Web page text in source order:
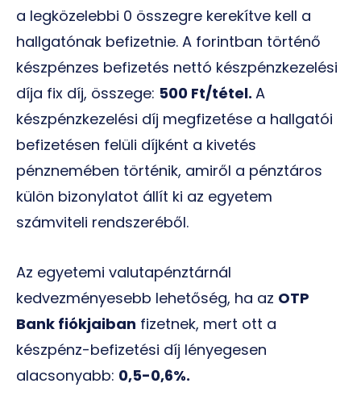
a legközelebbi 0 összegre kerekítve kell a
hallgatónak befizetnie. A forintban történő
készpénzes befizetés nettó készpénzkezelési
díja fix díj, összege: 500 Ft/tétel. A
készpénzkezelési díj megfizetése a hallgatói
befizetésen felüli díjként a kivetés
pénznemében történik, amiről a pénztáros
külön bizonylatot állít ki az egyetem
számviteli rendszeréből.
Az egyetemi valutapénztárnál
kedvezményesebb lehetőség, ha az OTP
Bank fiókjaiban fizetnek, mert ott a
készpénz-befizetési díj lényegesen
alacsonyabb: 0,5-0,6%.